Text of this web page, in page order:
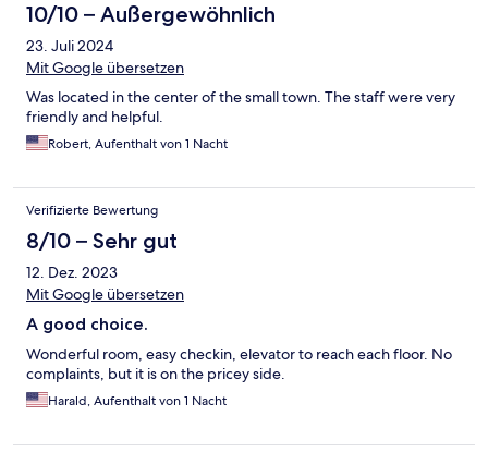
10/10 – Außergewöhnlich
23. Juli 2024
Mit Google übersetzen
Was located in the center of the small town. The staff were very
friendly and helpful.
Robert, Aufenthalt von 1 Nacht
Verifizierte Bewertung
8/10 – Sehr gut
12. Dez. 2023
Mit Google übersetzen
A good choice.
Wonderful room, easy checkin, elevator to reach each floor. No
complaints, but it is on the pricey side.
Harald, Aufenthalt von 1 Nacht